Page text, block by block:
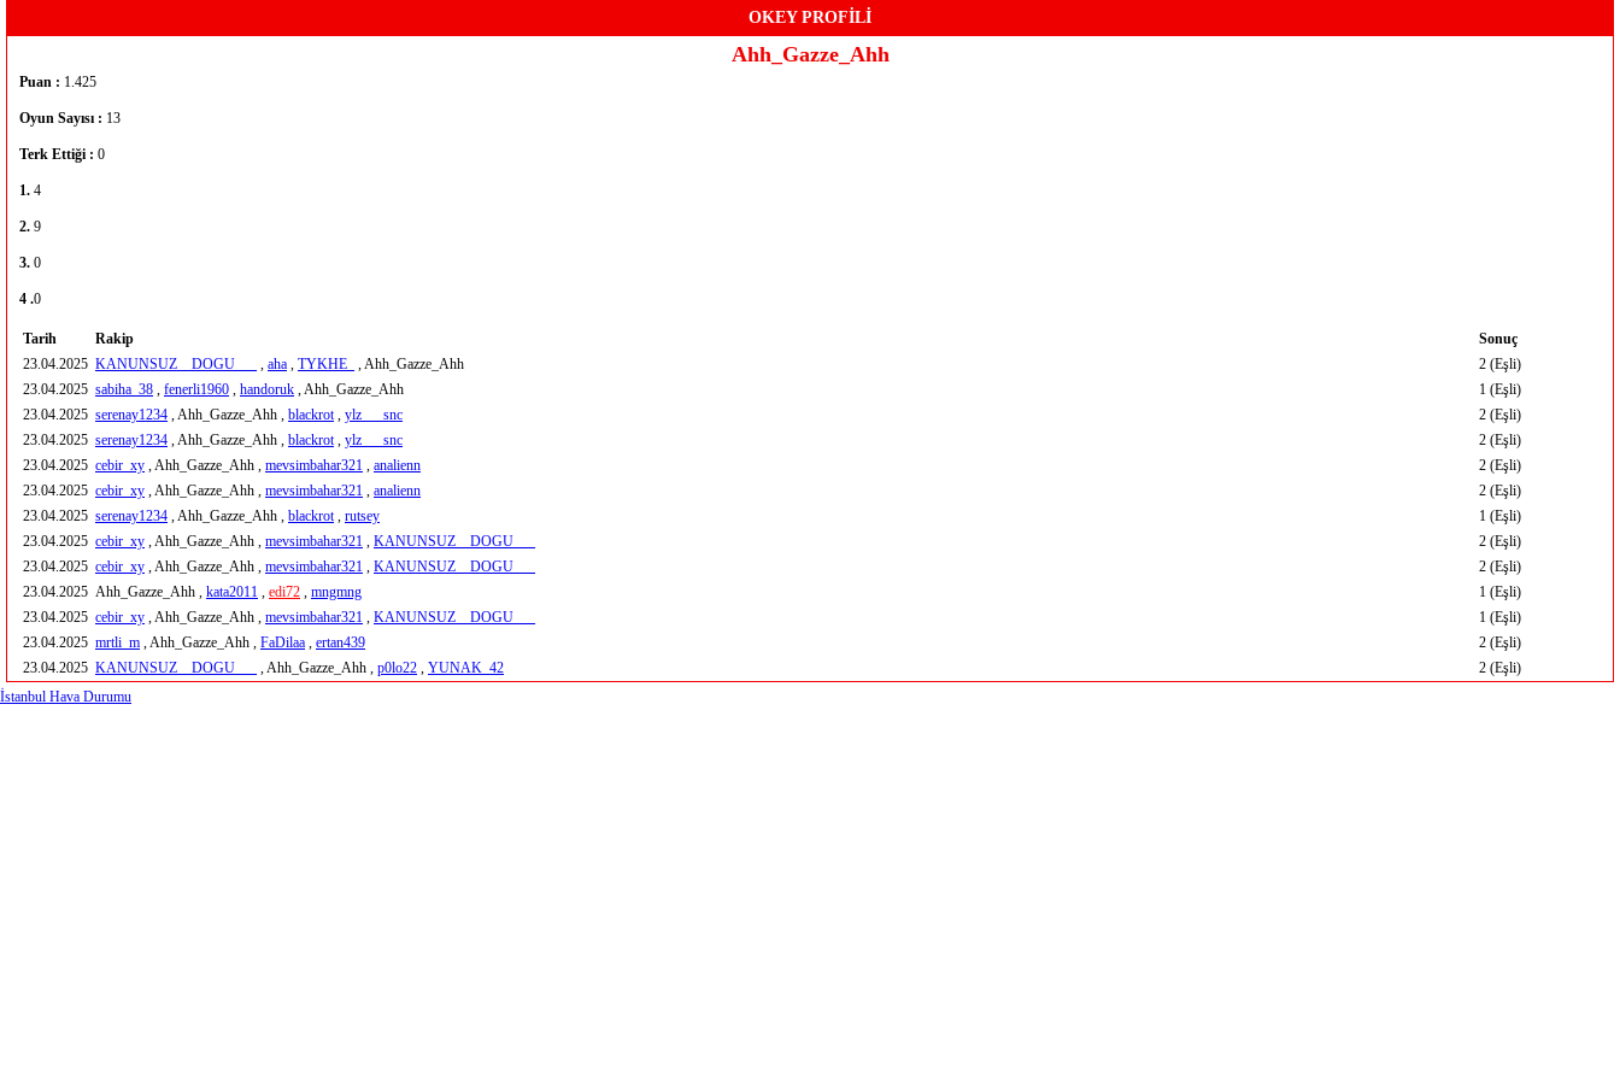
OKEY PROFİLİ
Ahh_Gazze_Ahh
Puan : 1.425
Oyun Sayısı : 13
Terk Ettiği : 0
1. 4
2. 9
3. 0
4 .0
Tarih Rakip
Sonuç
23.04.2025 KANUNSUZ__DOGU___ , aha , TYKHE_ , Ahh_Gazze_Ahh
2 (Eşli)
23.04.2025 sabiha_38 , fenerli1960 , handoruk , Ahh_Gazze_Ahh
1 (Eşli)
23.04.2025 serenay1234 , Ahh_Gazze_Ahh , blackrot, ylz___snc
2 (Eşli)
23.04.2025 serenay1234 , Ahh_Gazze_Ahh , blackrot, ylz___snc
2 (Eşli)
23.04.2025 cebir_xy , Ahh_Gazze_Ahh , mevsimbahar321 , analienn
2 (Eşli)
23.04.2025 cebir_xy , Ahh_Gazze_Ahh , mevsimbahar321 , analienn
2 (Eşli)
23.04.2025 serenay1234 , Ahh_Gazze_Ahh , blackrot, rutsey
1 (Eşli)
23.04.2025 cebir_xy , Ahh_Gazze_Ahh , mevsimbahar321 , KANUNSUZ__DOGU___
2 (Eşli)
23.04.2025 cebir_xy , Ahh_Gazze_Ahh , mevsimbahar321 , KANUNSUZ__DOGU___
2 (Eşli)
23.04.2025 Ahh_Gazze_Ahh , kata2011 , edi72 , mngmng
1 (Eşli)
23.04.2025 cebir_xy , Ahh_Gazze_Ahh , mevsimbahar321 , KANUNSUZ__DOGU___
1 (Eşli)
23.04.2025 mrtli_m , Ahh_Gazze_Ahh , FaDilaa , ertan439
2 (Eşli)
23.04.2025 KANUNSUZ__DOGU___ , Ahh_Gazze_Ahh , p0lo22 , YUNAK_42
2 (Eşli)
İstanbul Hava Durumu